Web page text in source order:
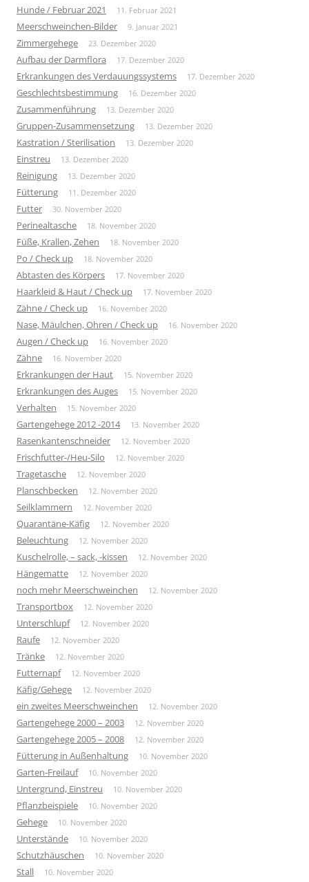
Hunde / Februar 2021 11. Februar 2021
Meerschweinchen-Bilder 9. Januar 2021
Zimmergehege 23. Dezember 2020
Aufbau der Darmflora 17. Dezember 2020
Erkrankungen des Verdauungssystems 17. Dezember 2020
Geschlechtsbestimmung 16. Dezember 2020
Zusammenführung 13. Dezember 2020
Gruppen-Zusammensetzung 13. Dezember 2020
Kastration / Sterilisation 13. Dezember 2020
Einstreu 13. Dezember 2020
Reinigung 13. Dezember 2020
Fütterung 11. Dezember 2020
Futter 30. November 2020
Perinealtasche 18. November 2020
Füße, Krallen, Zehen 18. November 2020
Po / Check up 18. November 2020
Abtasten des Körpers 17. November 2020
Haarkleid & Haut / Check up 17. November 2020
Zähne / Check up 16. November 2020
Nase, Mäulchen, Ohren / Check up 16. November 2020
Augen / Check up 16. November 2020
Zähne 16. November 2020
Erkrankungen der Haut 15. November 2020
Erkrankungen des Auges 15. November 2020
Verhalten 15. November 2020
Gartengehege 2012 -2014 13. November 2020
Rasenkantenschneider 12. November 2020
Frischfutter-/Heu-Silo 12. November 2020
Tragetasche 12. November 2020
Planschbecken 12. November 2020
Seilklammern 12. November 2020
Quarantäne-Käfig 12. November 2020
Beleuchtung 12. November 2020
Kuschelrolle, – sack, -kissen 12. November 2020
Hängematte 12. November 2020
noch mehr Meerschweinchen 12. November 2020
Transportbox 12. November 2020
Unterschlupf 12. November 2020
Raufe 12. November 2020
Tränke 12. November 2020
Futternapf 12. November 2020
Käfig/Gehege 12. November 2020
ein zweites Meerschweinchen 12. November 2020
Gartengehege 2000 – 2003 12. November 2020
Gartengehege 2005 – 2008 12. November 2020
Fütterung in Außenhaltung 10. November 2020
Garten-Freilauf 10. November 2020
Untergrund, Einstreu 10. November 2020
Pflanzbeispiele 10. November 2020
Gehege 10. November 2020
Unterstände 10. November 2020
Schutzhäuschen 10. November 2020
Stall 10. November 2020